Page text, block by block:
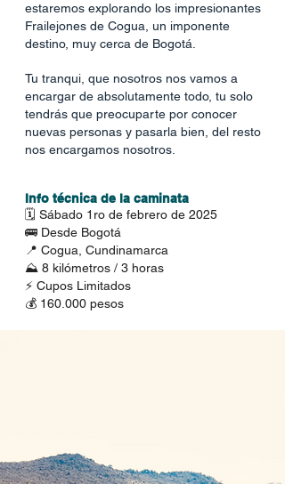
estaremos explorando los impresionantes
Frailejones de Cogua, un imponente
destino, muy cerca de Bogotá.
Tu tranqui, que nosotros nos vamos a
encargar de absolutamente todo, tu solo
tendrás que preocuparte por conocer
nuevas personas y pasarla bien, del resto
nos encargamos nosotros.
Info técnica de la caminata
🗓️ Sábado 1ro de febrero de 2025
🚌 Desde Bogotá
📍 Cogua, Cundinamarca
⛰️ 8 kilómetros / 3 horas
⚡ Cupos Limitados
💰 160.000 pesos